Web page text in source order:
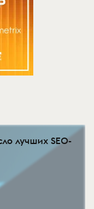
лучших SEO-